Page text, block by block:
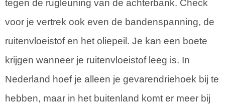
tegen de rugleuning van de achterbank. Check
voor je vertrek ook even de bandenspanning, de
ruitenvloeistof en het oliepeil. Je kan een boete
krijgen wanneer je ruitenvloeistof leeg is. In
Nederland hoef je alleen je gevarendriehoek bij te
hebben, maar in het buitenland komt er meer bij